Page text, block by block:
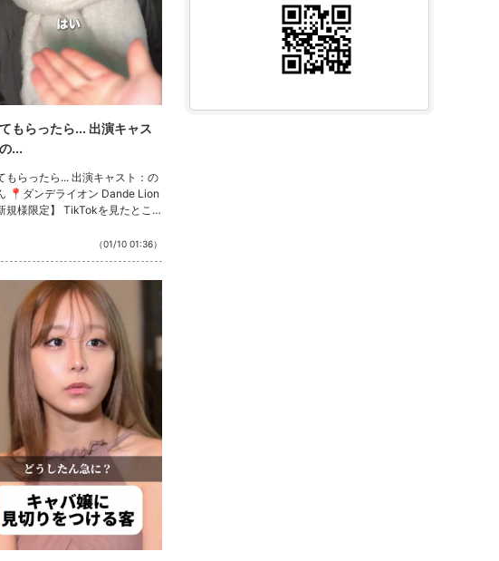
もらったら... 出演キャス
...
もらったら... 出演キャスト：の
📍ダンデライオン Dande Lion
規様限定】 TikTokを見たとこ
んと、1セット50分7000円ボッ
！ さらにボトル1本サービ
TikTokのフォローといいね！も
します❤
（01/10 01:36）